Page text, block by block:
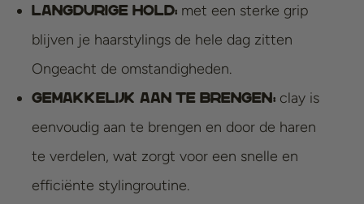
Langdurige hold: met een sterke grip
blijven je haarstylings de hele dag zitten
Ongeacht de omstandigheden.
Gemakkelijk aan te brengen: clay is
eenvoudig aan te brengen en door de haren
te verdelen, wat zorgt voor een snelle en
efficiënte stylingroutine.